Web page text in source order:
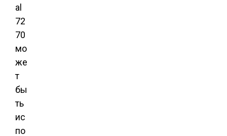
al
72
70
мо
же
т
бы
ть
ис
по